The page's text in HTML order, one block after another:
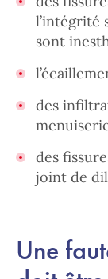
l’intégrité
sont
des
des
joint de
Une